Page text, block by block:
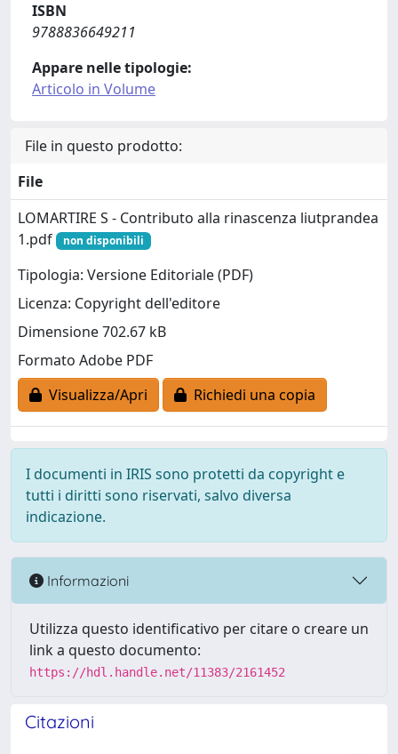
ISBN
9788836649211
Appare nelle tipologie:
Articolo in Volume
File in questo prodotto:
File
LOMARTIRE S - Contributo alla rinascenza liutprandea
1.pdf
non disponibili
Tipologia: Versione Editoriale (PDF)
Licenza: Copyright dell'editore
Dimensione 702.67 kB
Formato Adobe PDF
Visualizza/Apri
Richiedi una copia
I documenti in IRIS sono protetti da copyright e
tutti i diritti sono riservati, salvo diversa
indicazione.
Informazioni
Utilizza questo identificativo per citare o creare un
link a questo documento:
https://hdl.handle.net/11383/2161452
Citazioni